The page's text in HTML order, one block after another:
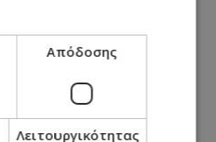
Απόδοσης
Λειτουργικότητας